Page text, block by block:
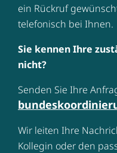
ein Rückruf
telefonisch bei Ihnen.
Sie kennen Ihre
nicht?
Senden Sie Ihre
Wir leiten Ihre
Kollegin oder den